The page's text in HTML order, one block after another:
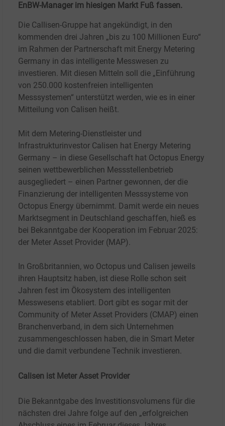
EnBW-Manager im hiesigen Markt Fuß fassen.
Die Callisen-Gruppe hat angekündigt, in den
kommenden drei Jahren „bis zu 100 Millionen Euro“
im Rahmen der Partnerschaft mit Energy Metering
Germany in das intelligente Messwesen zu
investieren. Mit diesen Mitteln soll die „Einführung
von 250.000 kostenfreien intelligenten
Messsystemen“ unterstützt werden, wie es in einer
Mitteilung von Calisen heißt.
Mit dem Metering-Dienstleister und
Infrastrukturinvestor Calisen hat Energy Metering
Germany – in diese Gesellschaft hat Octopus Energy
seinen wettbewerblichen Messstellenbetrieb
ausgegliedert – einen Partner gewonnen, der die
Finanzierung der intelligenten Messsysteme von
Octopus Energy übernimmt. Damit werde ein neues
Marktsegment in Deutschland geschaffen, hieß es
bei Bekanntgabe der Kooperation im Februar 2025:
der Meter Asset Provider (MAP).
In Großbritannien, wo Octopus und Calisen jeweils
ihren Hauptsitz haben, ist diese Rolle schon seit
Jahren fest im Ökosystem des intelligenten
Messwesens etabliert. Dort gibt es sogar mit der
Community of Meter Asset Providers (CMAP) einen
Branchenverband, in dem sich Unternehmen
zusammengeschlossen haben, die in Smart Meter
und die damit verbundene Technik investieren.
Calisen ist Meter Asset Provider
Die Bekanntgabe des Investitionsvolumens für die
nächsten drei Jahre folge auf den „erfolgreichen